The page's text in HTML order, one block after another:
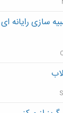
سازی رایانه